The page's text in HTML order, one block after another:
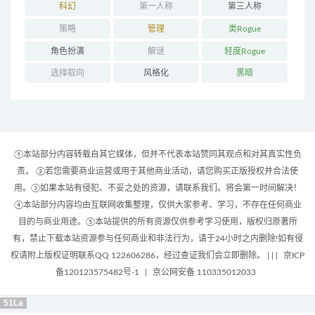
科幻 第一人称 第三人称
策略 管理 类Rogue
角色扮演 解谜 轻度Rogue
选择取向 风格化 黑暗
①本站部分内容转载自其它媒体，但并不代表本站赞同其观点和对其真实性负
责。 ②若您需要商业运营或用于其他商业活动，请您购买正版授权并合法使
用。③如果本站有侵犯、不妥之处的资源，请联系我们。将会第一时间解决！
④本站部分内容均由互联网收集整理，仅供大家参考、学习，不存在任何商业
目的与商业用途。⑤本站提供的所有资源仅供参考学习使用，版权归原著所
有，禁止下载本站资源参与任何商业和非法行为，请于24小时之内删除!如有侵
权请附上版权证明联系QQ 122606286，经过查证我们会立即删除。 | |
京ICP
备120123575482号-1
京公网安备 110335012033
51La